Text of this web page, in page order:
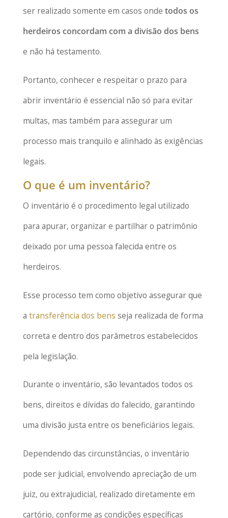
ser realizado somente em casos onde todos os
herdeiros concordam com a divisão dos bens
e não há testamento.
Portanto, conhecer e respeitar o prazo para
abrir inventário é essencial não só para evitar
multas, mas também para assegurar um
processo mais tranquilo e alinhado às exigências
legais.
O que é um inventário?
O inventário é o procedimento legal utilizado
para apurar, organizar e partilhar o patrimônio
deixado por uma pessoa falecida entre os
herdeiros.
Esse processo tem como objetivo assegurar que
a transferência dos bens seja realizada de forma
correta e dentro dos parâmetros estabelecidos
pela legislação.
Durante o inventário, são levantados todos os
bens, direitos e dívidas do falecido, garantindo
uma divisão justa entre os beneficiários legais.
Dependendo das circunstâncias, o inventário
pode ser judicial, envolvendo apreciação de um
juiz, ou extrajudicial, realizado diretamente em
cartório, conforme as condições específicas